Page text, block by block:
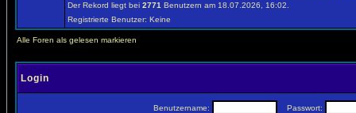
Der Rekord liegt bei 2771 Benutzern am 18.07.2026, 16:02.
Registrierte Benutzer: Keine
Alle Foren als gelesen markieren
Login
Benutzername: Passwort: